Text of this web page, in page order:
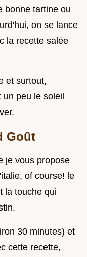
bonne tartine ou
on se lance
la recette salée
et surtout,
un peu le soleil
Goût
je vous propose
of course! le
la touche qui
30 minutes) et
cette recette,